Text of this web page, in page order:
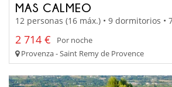
MAS CALMEO
12 personas (16 máx.) • 9 dormitorios •
2 714 €
Por noche
Provenza - Saint Remy de Provence